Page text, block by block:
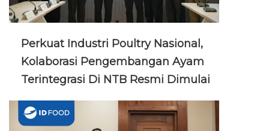
Perkuat Industri Poultry Nasional,
Kolaborasi Pengembangan Ayam
Terintegrasi Di NTB Resmi Dimulai